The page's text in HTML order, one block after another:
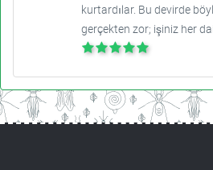
kurtardılar. Bu devirde
gerçekten zor; işiniz her